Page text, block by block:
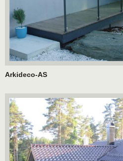
Arkideco-AS